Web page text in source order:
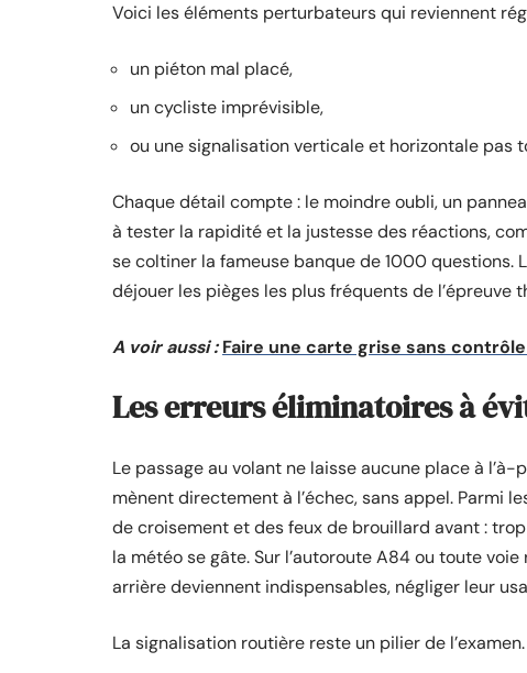
Voici les éléments perturbateurs qui reviennent
un piéton mal placé,
un cycliste imprévisible,
ou une signalisation verticale et horizontale pas
Chaque détail compte : le moindre oubli, un
à tester la rapidité et la justesse des réactions,
se coltiner la fameuse banque de 1000 questions.
déjouer les pièges les plus fréquents de l’épreuve
A voir aussi : Faire une carte grise sans
Les erreurs éliminatoires à
Le passage au volant ne laisse aucune place à
mènent directement à l’échec, sans appel. Parmi
de croisement et des feux de brouillard avant :
la météo se gâte. Sur l’autoroute A84 ou toute
arrière deviennent indispensables, négliger leur
La signalisation routière reste un pilier de